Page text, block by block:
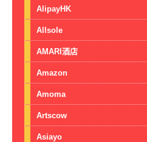
AlipayHK
Allsole
AMARI酒店
Amazon
Amoma
Artscow
Asiayo